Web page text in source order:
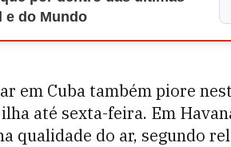
e do Mundo
em Cuba também piore
até sexta-feira. Em
qualidade do ar, segundo